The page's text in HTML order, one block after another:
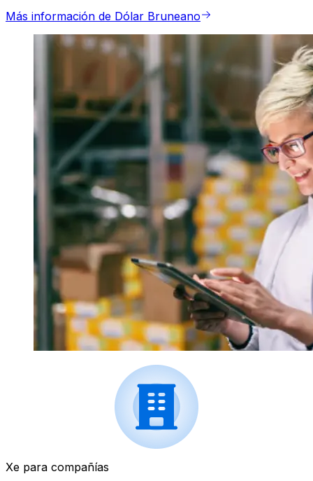
Más información de Dólar Bruneano
Xe para compañías